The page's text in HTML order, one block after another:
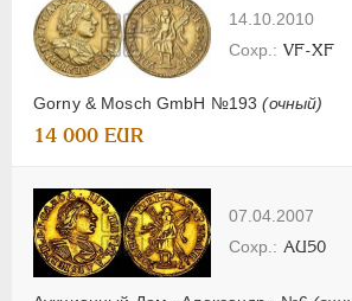
14.10.2010
Gorny & Mosch GmbH №193(очный)
VF-XF
14 000 EUR
07.04.2007
AU50